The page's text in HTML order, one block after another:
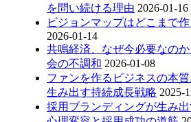
を問い続ける理由 2026-01-16
ビジョンマップはどこまで
2026-01-14
共鳴経済、なぜ今必要なの
会の不調和 2026-01-08
ファンを作るビジネスの本
生み出す持続成長戦略 2025-
採用ブランディングが生み出